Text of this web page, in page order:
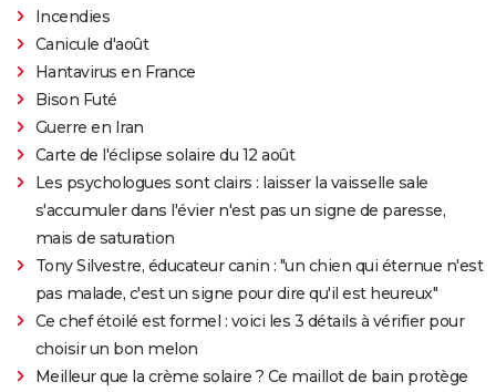
Incendies
Canicule d'août
Hantavirus en France
Bison Futé
Guerre en Iran
Carte de l'éclipse solaire du 12 août
Les psychologues sont clairs : laisser la vaisselle sale
s'accumuler dans l'évier n'est pas un signe de paresse,
mais de saturation
Tony Silvestre, éducateur canin : "un chien qui éternue n'est
pas malade, c'est un signe pour dire qu'il est heureux"
Ce chef étoilé est formel : voici les 3 détails à vérifier pour
choisir un bon melon
Meilleur que la crème solaire ? Ce maillot de bain protège